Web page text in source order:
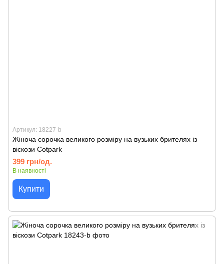
Артикул: 18227-b
Жіноча сорочка великого розміру на вузьких брителях із
віскози Cotpark
399 грн/од.
В наявності
Купити